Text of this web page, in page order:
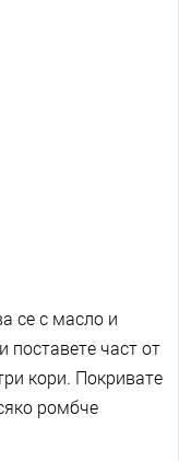
се с масло и
поставете част от
кори. Покривате
ромбче